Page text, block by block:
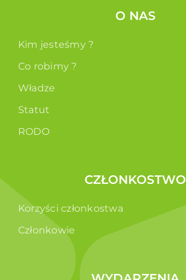
O NAS
Kim jesteśmy ?
Co robimy ?
Władze
Statut
RODO
CZŁONKOSTWO
Korzyści członkostwa
Członkowie